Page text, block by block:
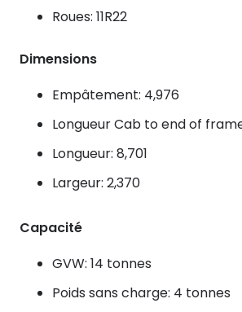
Roues: 11R22
Dimensions
Empâtement: 4,976
Longueur Cab to end of
Longueur: 8,701
Largeur: 2,370
Capacité
GVW: 14 tonnes
Poids sans charge: 4 tonnes